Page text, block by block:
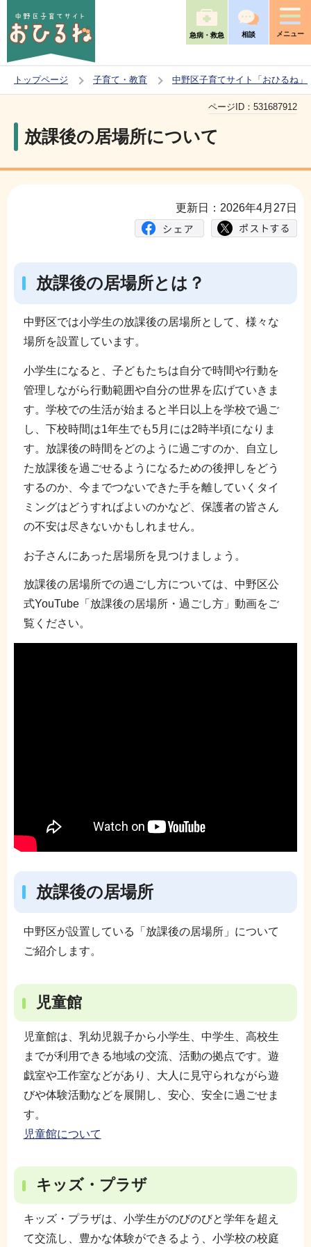
の
ー
で
急病・救急 相談 メニュー
トップページ 子育て・教育 中野区子育てサイト「おひるね」
放課後の居場所について
ページID： 531687912
更新日：2026年4月27日
放課後の居場所とは？
中野区では小学生の放課後の居場所として、様々な
場所を設置しています。
小学生になると、子どもたちは自分で時間や行動を
管理しながら行動範囲や自分の世界を広げていきま
す。学校での生活が始まると半日以上を学校で過ご
し、下校時間は1年生でも5月には2時半頃になりま
す。放課後の時間をどのように過ごすのか、自立し
た放課後を過ごせるようになるための後押しをどう
するのか、今までつないできた手を離していくタイ
ミングはどうすればよいのかなど、保護者の皆さん
の不安は尽きないかもしれません。
お子さんにあった居場所を見つけましょう。
放課後の居場所での過ごし方については、中野区公
式YouTube「放課後の居場所・過ごし方」動画をご
覧ください。
放課後の居場所
中野区が設置している「放課後の居場所」について
ご紹介します。
児童館
児童館は、乳幼児親子から小学生、中学生、高校生
までが利用できる地域の交流、活動の拠点です。遊
戯室や工作室などがあり、大人に見守られながら遊
びや体験活動などを展開し、安心、安全に過ごせま
す。
児童館について
キッズ・プラザ
キッズ・プラザは、小学生がのびのびと学年を超え
て交流し、豊かな体験ができるよう、小学校の校庭